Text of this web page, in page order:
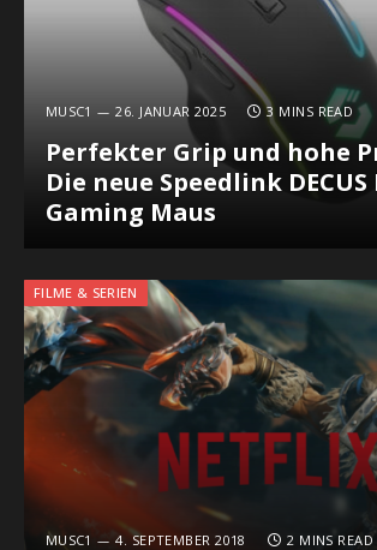
MUSC1 26. JANUAR 2025 3 MINS READ
Perfekter Grip und hohe
Die neue Speedlink DECUS
Gaming Maus
FILME & SERIEN
MUSC1 4. SEPTEMBER 2018 2 MINS READ